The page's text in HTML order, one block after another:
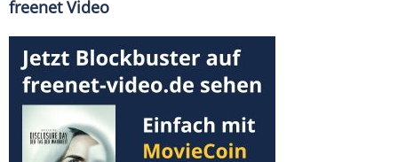
freenet Video